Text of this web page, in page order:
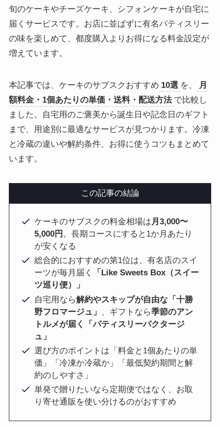
旬のケーキやチーズケーキ、シフォンケーキが自宅に
届くサービスです。お店に並ばずに有名パティスリー
の味を楽しめて、都度購入よりお得になる料金設定が
増えています。
本記事では、ケーキのサブスクおすすめ 10選 を、
月
額料金・1個あたりの単価・送料・配送方法 で比較し
ました。自宅用のご褒美から誕生日や記念日のギフト
まで、用途別に最適なサービスが見つかります。冷凍
と冷蔵の違いや解約条件、お得に使うコツもまとめて
います。
この記事の結論
ケーキのサブスクの料金相場は月3,000〜
5,000円 。長期コースにすると1か月あたり
が安くなる
総合的におすすめの第1位は、有名店のスイ
ーツが毎月届く
「Like Sweets Box（スイー
ツ巡り便）」
自宅用なら解約やスキップが自由な「十勝
野フロマージュ」 、ギフトなら季節のアン
トルメが届く「パティスリーパクタージ
ュ」
選び方のポイントは「料金と1個あたりの単
価」「冷凍か冷蔵か」「最低契約期間と解
約のしやすさ」
単発で贈りたいなら定期便ではなく、お取
り寄せ通販を使い分けるのがおすすめ